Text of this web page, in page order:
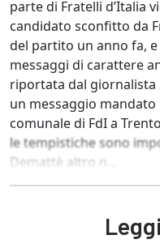
parte di Fratelli d’Italia
candidato sconfitto da
del partito un anno fa,
messaggi di carattere
riportata dal giornalista
un messaggio
comunale di FdI a
le tempistiche sono
Demattè altro n...